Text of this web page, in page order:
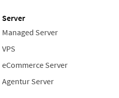
Server
Managed Server
VPS
eCommerce Server
Agentur Server